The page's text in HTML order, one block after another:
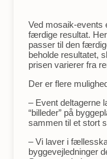
Ved mosaik-events
færdige resultat.
passer til den
beholde resultatet,
prisen varierer fra
Der er flere
– Event deltagerne
“billeder” på
sammen til et stort
– Vi laver i
byggevejledninger